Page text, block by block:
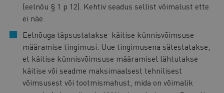
(eelnõu § 1 p 12). Kehtiv seadus sellist võimalust ette
ei näe.
Eelnõuga täpsustatakse käitise künnisvõimsuse
määramise tingimusi. Uue tingimusena sätestatakse,
et käitise künnisvõimsuse määramisel lähtutakse
käitise või seadme maksimaalsest tehnilisest
võimsusest või tootmismahust, mida on võimalik